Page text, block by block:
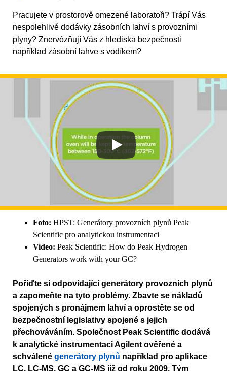
Pracujete v prostorově omezené laboratoři? Trápí Vás
nespolehlivé dodávky zásobních lahví s provozními
plyny? Znervózňují Vás z hlediska bezpečnosti
například zásobní lahve s vodíkem?
Foto: HPST: Generátory provozních plynů Peak
Scientific pro analytickou instrumentaci
Video: Peak Scientific: How do Peak Hydrogen
Generators work with your GC?
Pořiďte si odpovídající generátory provozních plynů
a zapomeňte na tyto problémy. Zbavte se nákladů
spojených s pronájmem lahví a oprostěte se od
bezpečnostní legislativy spojené s jejich
přechováváním. Společnost Peak Scientific dodává
k analytické instrumentaci Agilent ověřené a
schválené generátory plynů například pro aplikace
LC, LC-MS, GC a GC-MS již od roku 2009. Tým